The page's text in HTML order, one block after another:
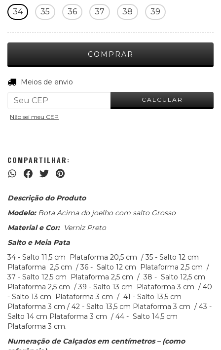
34 35 36 37 38 39
Entregas para o CEP:
Meios de envio
CALCULAR
Não sei meu CEP
COMPARTILHAR:
Descrição do Produto
Modelo: Bota Acima do joelho com salto Grosso
Material e Cor: Verniz Preto
Salto e Meia Pata
34 - Salto 11,5 cm Plataforma 20,5 cm / 35 - Salto 12 cm
Plataforma 2,5 cm / 36 - Salto 12 cm Plataforma 2,5 cm /
37 - Salto 12,5 cm Plataforma 2,5 cm / 38 - Salto 12,5 cm
Plataforma 2,5 cm / 39 - Salto 13 cm Plataforma 3 cm / 40
- Salto 13 cm Plataforma 3 cm / 41 - Salto 13,5 cm
Plataforma 3 cm / 42 - Salto 13,5 cm Plataforma 3 cm / 43 -
Salto 14 cm Plataforma 3 cm / 44 - Salto 14,5 cm
Plataforma 3 cm.
Numeração de Calçados em centímetros – (como